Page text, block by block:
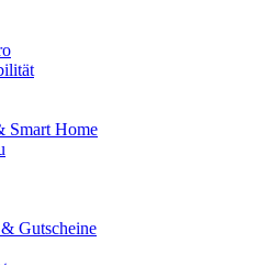
Smart Home
Gutscheine